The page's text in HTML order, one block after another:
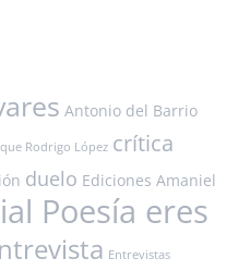
Antonio del Barrio
Rodrigo López crítica
duelo Ediciones Amaniel
Poesía eres
Entrevistas